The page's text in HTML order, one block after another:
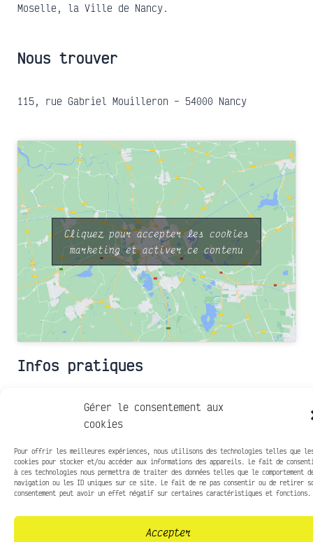
Gérer le consentement aux
cookies
Pour offrir les meilleures expériences, nous utilisons des technologies telles que
cookies pour stocker et/ou accéder aux informations des appareils. Le fait de
à ces technologies nous permettra de traiter des données telles que le comportement
navigation ou les ID uniques sur ce site. Le fait de ne pas consentir ou de retirer
consentement peut avoir un effet négatif sur certaines caractéristiques et fonctions.
Accepter
Moselle, la Ville de Nancy.
Nous trouver
115, rue Gabriel Mouilleron – 54000 Nancy
Cliquez pour accepter les cookies
marketing et activer ce contenu
Infos pratiques
Politique de confidentialité
Réalisation